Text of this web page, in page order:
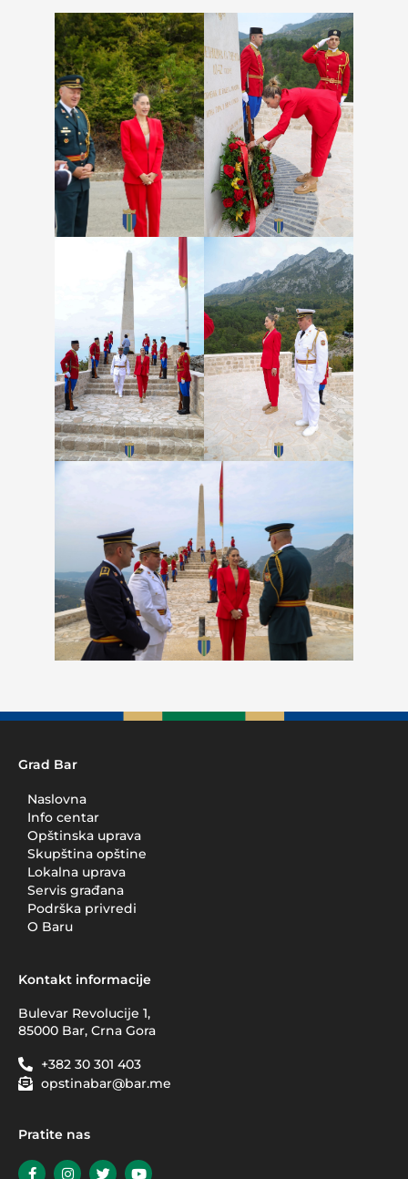
Grad Bar
Naslovna
Info centar
Opštinska uprava
Skupština opštine
Lokalna uprava
Servis građana
Podrška privredi
O Baru
Kontakt informacije
Bulevar Revolucije 1,
85000 Bar, Crna Gora
+382 30 301 403
opstinabar@bar.me
Pratite nas